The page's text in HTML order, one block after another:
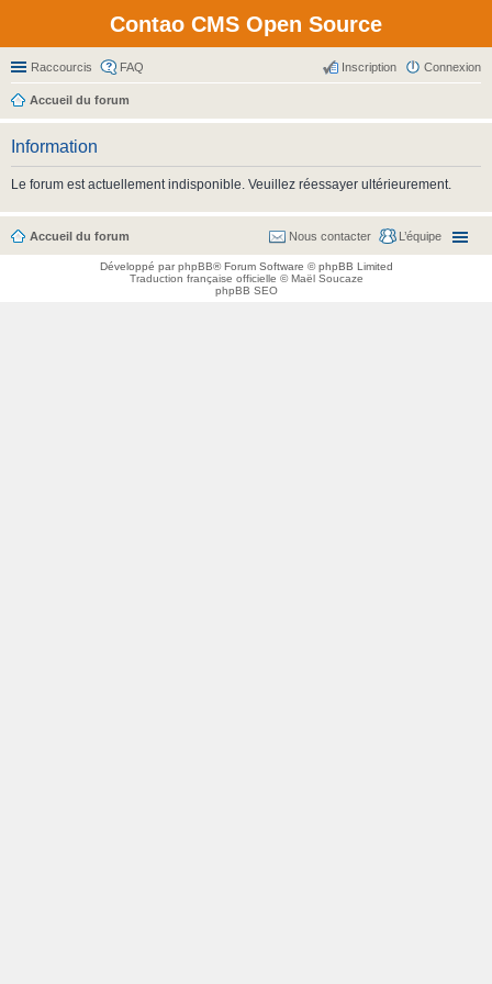
Contao CMS Open Source
Raccourcis FAQ Connexion
Inscription
Accueil du forum
Information
Le forum est actuellement indisponible. Veuillez réessayer ultérieurement.
Accueil du forum L’équipe
Nous contacter
Développé parphpBB® Forum Software © phpBB Limited
Traduction française officielle ©Maël Soucaze
phpBB SEO